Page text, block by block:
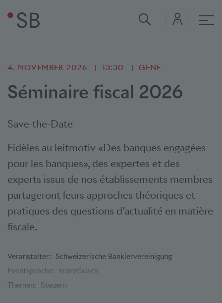
4. NOVEMBER 2026 13:30 GENF
Séminaire fiscal 2026
Save-the-Date
Fidèles au leitmotiv «Des banques engagées
pour les banques», des expertes et des
experts issus de nos établissements membres
partageront leurs approches théoriques et
pratiques des questions d’actualité en matière
fiscale.
Veranstalter: Schweizerische Bankiervereinigung
Eventsprache:
Französisch
Themen: Steuern